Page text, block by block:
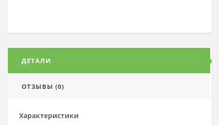
ДЕТАЛИ
ОТЗЫВЫ (0)
Характеристики